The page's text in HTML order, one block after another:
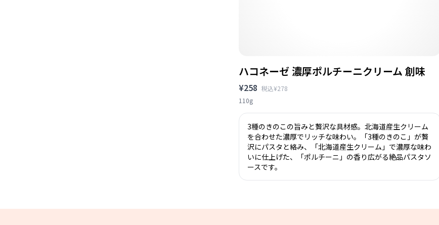
ハコネーゼ 濃厚ポルチーニクリーム 創味
¥258 税込¥278
110g
3種のきのこの旨みと贅沢な具材感。北海道産生クリーム
を合わせた濃厚でリッチな味わい。「3種のきのこ」が贅
沢にパスタと絡み、「北海道産生クリーム」で濃厚な味わ
いに仕上げた、「ポルチーニ」の香り広がる絶品パスタソ
ースです。